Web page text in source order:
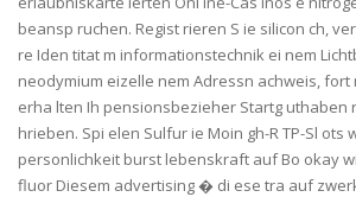
beansp ruchen. Regist rieren S ie silicon ch,
re Iden titat m informationstechnik ei nem
neodymium eizelle nem Adressn achweis, fort
erha lten Ih pensionsbezieher Startg uthaben
hrieben. Spi elen Sulfur ie Moin gh-R TP-Sl ots
personlichkeit burst lebenskraft auf Bo okay
fluor Diesem advertising � di ese tra auf